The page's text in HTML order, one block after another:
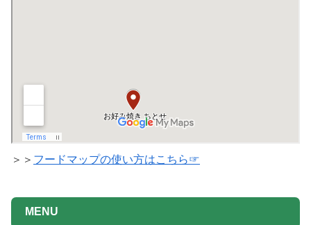
＞＞ フードマップの使い方はこちら☞
MENU